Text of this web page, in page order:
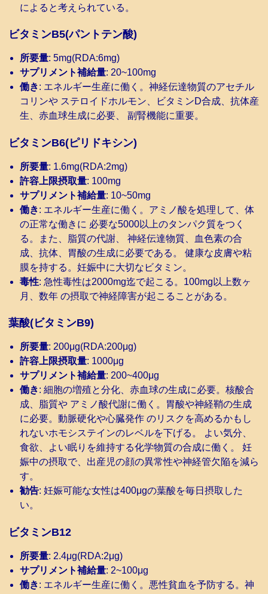
によると考えられている。
ビタミンB5(パントテン酸)
所要量: 5mg(RDA:6mg)
サプリメント補給量: 20~100mg
働き: エネルギー生産に働く。神経伝達物質のアセチル
コリンや ステロイドホルモン、ビタミンD合成、抗体産
生、赤血球生成に必要、 副腎機能に重要。
ビタミンB6(ピリドキシン)
所要量: 1.6mg(RDA:2mg)
許容上限摂取量: 100mg
サプリメント補給量: 10~50mg
働き: エネルギー生産に働く。アミノ酸を処理して、体
の正常な働きに 必要な5000以上のタンパク質をつく
る。また、脂質の代謝、 神経伝達物質、血色素の合
成、抗体、胃酸の生成に必要である。 健康な皮膚や粘
膜を持する。妊娠中に大切なビタミン。
毒性: 急性毒性は2000mg迄で起こる。100mg以上数ヶ
月、数年 の摂取で神経障害が起こることがある。
葉酸(ビタミンB9)
所要量: 200μg(RDA:200μg)
許容上限摂取量: 1000μg
サプリメント補給量: 200~400μg
働き: 細胞の増殖と分化、赤血球の生成に必要。核酸合
成、脂質や アミノ酸代謝に働く。胃酸や神経鞘の生成
に必要。動脈硬化や心臓発作 のリスクを高めるかもし
れないホモシステインのレベルを下げる。 よい気分、
食欲、よい眠りを維持する化学物質の合成に働く。 妊
娠中の摂取で、出産児の顔の異常性や神経管欠陥を減ら
す。
勧告: 妊娠可能な女性は400μgの葉酸を毎日摂取した
い。
ビタミンB12
所要量: 2.4μg(RDA:2μg)
サプリメント補給量: 2~100μg
働き: エネルギー生産に働く。悪性貧血を予防する。神